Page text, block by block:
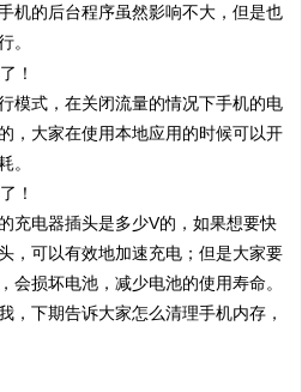
机的后台程序虽然影响不大，但是也
。
模式，在关闭流量的情况下手机的电
，大家在使用本地应用的时候可以开
。
充电器插头是多少V的，如果想要快
，可以有效地加速充电；但是大家要
会损坏电池，减少电池的使用寿命。
，下期告诉大家怎么清理手机内存，